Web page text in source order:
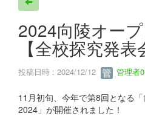
2024向陵オー
【全校探究発表
投稿日時 : 2024/12/12 管理者
11月初旬、今年で第8回となる
2024」が開催されました！